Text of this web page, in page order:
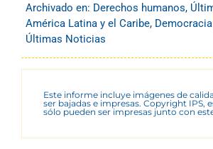
Archivado en: Derechos humanos,
América Latina y el Caribe,
Últimas Noticias
Este informe incluye imágenes de
ser bajadas e impresas. Copyright IPS,
sólo pueden ser impresas junto con